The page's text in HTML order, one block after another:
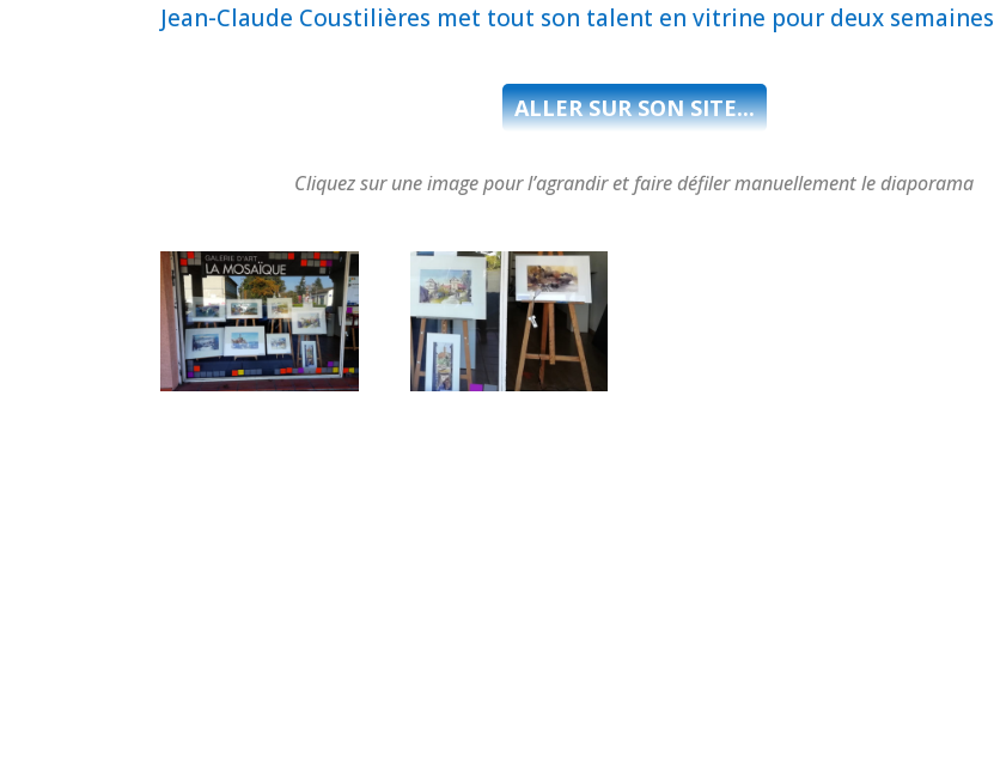
Jean-Claude Coustilières met tout son talent en vitrine pour deux semaines
ALLER SUR SON SITE...
Cliquez sur une image pour l’agrandir et faire défiler manuellement le diaporama